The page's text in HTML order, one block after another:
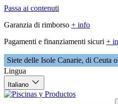
Passa ai contenuti
Garanzia di rimborso + info
Pagamenti e finanziamenti sicuri +
Siete delle Isole Canarie, di Ceuta
Lingua
Italiano